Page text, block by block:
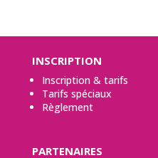
INSCRIPTION
Inscription & tarifs
Tarifs spéciaux
Règlement
PARTENAIRES